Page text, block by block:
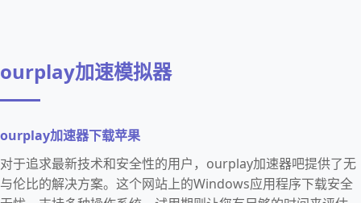
ourplay加速模拟器
ourplay加速器下载苹果
对于追求最新技术和安全性的用户，ourplay加速器吧提供了无
与伦比的解决方案。这个网站上的Windows应用程序下载安全